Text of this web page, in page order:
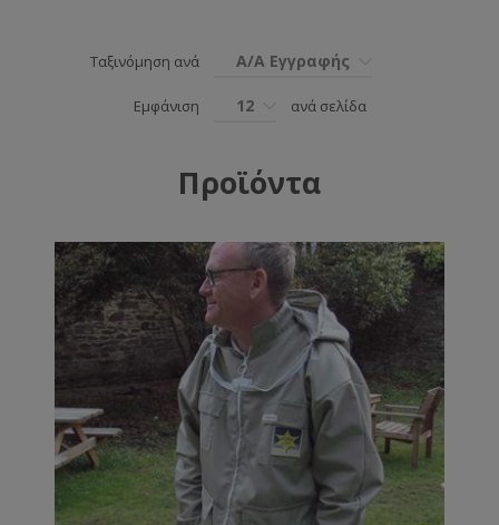
Ταξινόμηση ανά Α/Α Εγγραφής
Εμφάνιση 12 ανά σελίδα
Προϊόντα